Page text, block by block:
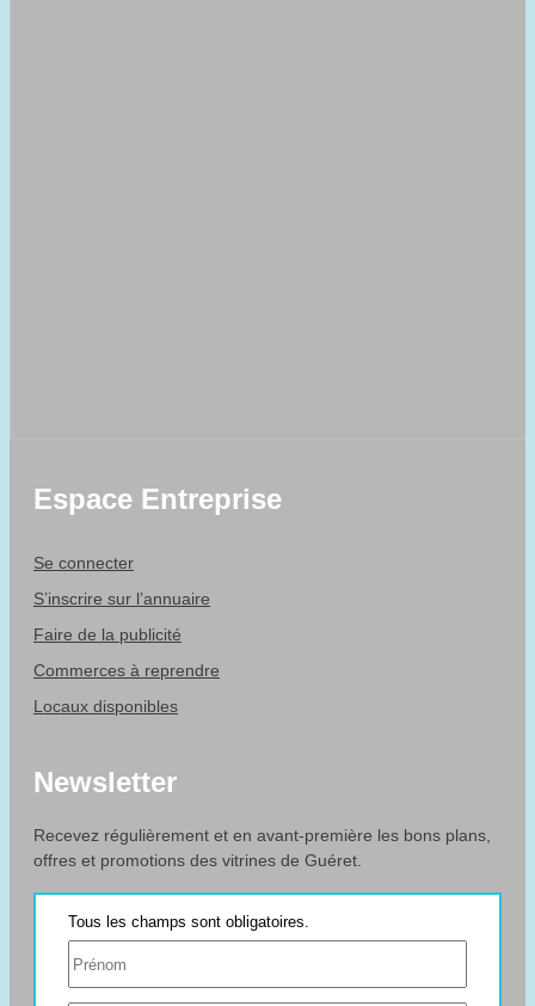
Espace Entreprise
Se connecter
S’inscrire sur l’annuaire
Faire de la publicité
Commerces à reprendre
Locaux disponibles
Newsletter
Recevez régulièrement et en avant-première les bons plans,
offres et promotions des vitrines de Guéret.